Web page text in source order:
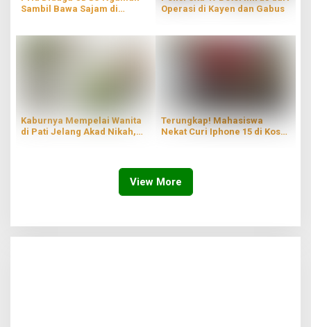
Sambil Bawa Sajam di
Operasi di Kayen dan Gabus
Kaburnya Mempelai Wanita
di Pati Jelang Akad Nikah,
Terungkap! Mahasiswa
Nekat Curi Iphone 15 di Kos
View More